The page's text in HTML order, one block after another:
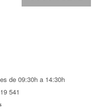
de 09:30h a 14:30h
541